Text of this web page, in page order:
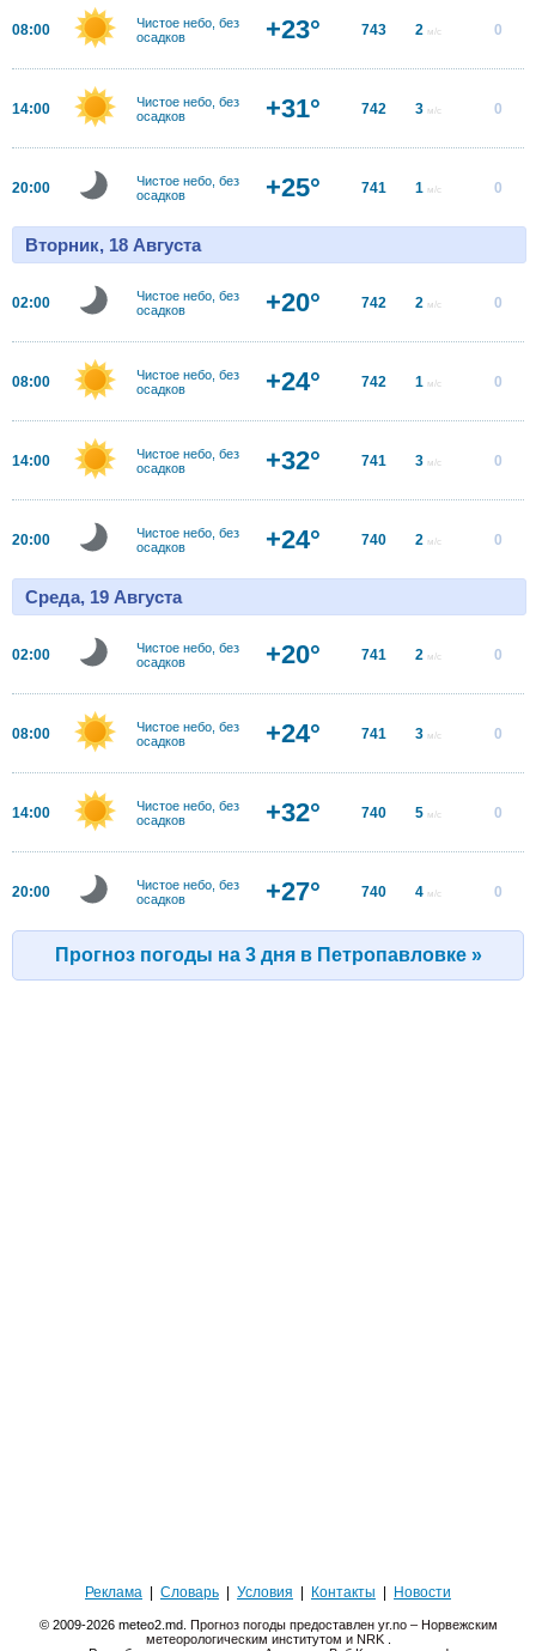
08:00
Чистое небо, без
осадков
+23° 743 2 м/с 0
14:00
Чистое небо, без
осадков
+31° 742 3 м/с 0
20:00
Чистое небо, без
осадков
+25° 741 1 м/с 0
Вторник, 18 Августа
02:00
Чистое небо, без
осадков
+20° 742 2 м/с 0
08:00
Чистое небо, без
осадков
+24° 742 1 м/с 0
14:00
Чистое небо, без
осадков
+32° 741 3 м/с 0
20:00
Чистое небо, без
осадков
+24° 740 2 м/с 0
Среда, 19 Августа
02:00
Чистое небо, без
осадков
+20° 741 2 м/с 0
08:00
Чистое небо, без
осадков
+24° 741 3 м/с 0
14:00
Чистое небо, без
осадков
+32° 740 5 м/с 0
20:00
Чистое небо, без
осадков
+27° 740 4 м/с 0
Прогноз погоды на 3 дня в Петропавловке »
Реклама Словарь Условия Контакты Новости
© 2009-2026 meteo2.md. Прогноз погоды предоставлен yr.no – Норвежским
метеорологическим институтом и NRK